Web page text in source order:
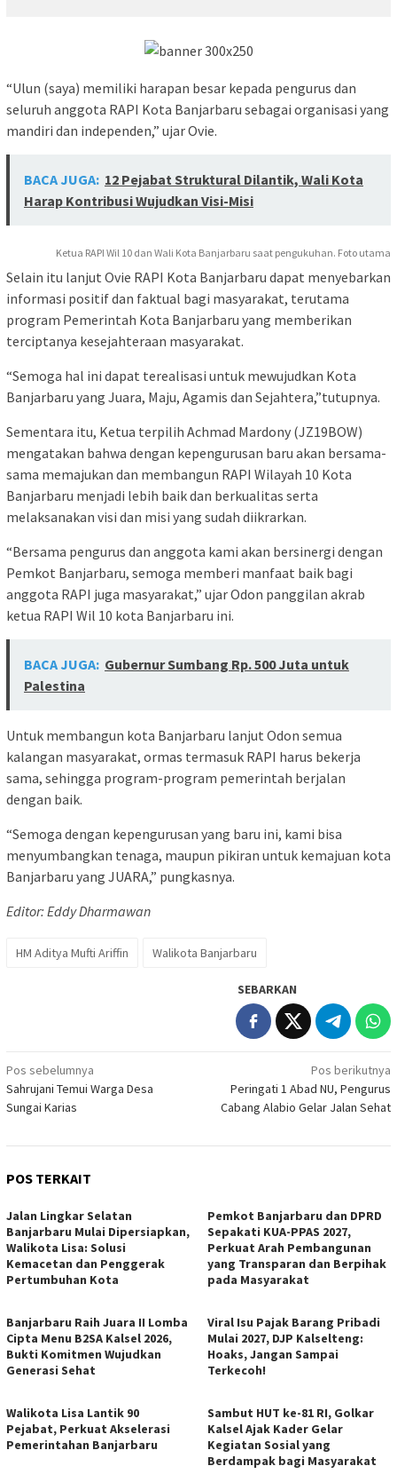
“Ulun (saya) memiliki harapan besar kepada pengurus dan
seluruh anggota RAPI Kota Banjarbaru sebagai organisasi yang
mandiri dan independen,” ujar Ovie.
BACA JUGA: 12 Pejabat Struktural Dilantik, Wali Kota
Harap Kontribusi Wujudkan Visi-Misi
Ketua RAPI Wil 10 dan Wali Kota Banjarbaru saat pengukuhan. Foto utama
Selain itu lanjut Ovie RAPI Kota Banjarbaru dapat menyebarkan
informasi positif dan faktual bagi masyarakat, terutama
program Pemerintah Kota Banjarbaru yang memberikan
terciptanya kesejahteraan masyarakat.
“Semoga hal ini dapat terealisasi untuk mewujudkan Kota
Banjarbaru yang Juara, Maju, Agamis dan Sejahtera,”tutupnya.
Sementara itu, Ketua terpilih Achmad Mardony (JZ19BOW)
mengatakan bahwa dengan kepengurusan baru akan bersama-
sama memajukan dan membangun RAPI Wilayah 10 Kota
Banjarbaru menjadi lebih baik dan berkualitas serta
melaksanakan visi dan misi yang sudah diikrarkan.
“Bersama pengurus dan anggota kami akan bersinergi dengan
Pemkot Banjarbaru, semoga memberi manfaat baik bagi
anggota RAPI juga masyarakat,” ujar Odon panggilan akrab
ketua RAPI Wil 10 kota Banjarbaru ini.
BACA JUGA: Gubernur Sumbang Rp. 500 Juta untuk
Palestina
Untuk membangun kota Banjarbaru lanjut Odon semua
kalangan masyarakat, ormas termasuk RAPI harus bekerja
sama, sehingga program-program pemerintah berjalan
dengan baik.
“Semoga dengan kepengurusan yang baru ini, kami bisa
menyumbangkan tenaga, maupun pikiran untuk kemajuan kota
Banjarbaru yang JUARA,” pungkasnya.
Editor: Eddy Dharmawan
HM Aditya Mufti Ariffin Walikota Banjarbaru
SEBARKAN
Navigasi
pos
Pos sebelumnya
Sahrujani Temui Warga Desa
Sungai Karias
Pos berikutnya
Peringati 1 Abad NU, Pengurus
Cabang Alabio Gelar Jalan Sehat
POS TERKAIT
Jalan Lingkar Selatan
Banjarbaru Mulai Dipersiapkan,
Walikota Lisa: Solusi
Kemacetan dan Penggerak
Pertumbuhan Kota
Pemkot Banjarbaru dan DPRD
Sepakati KUA-PPAS 2027,
Perkuat Arah Pembangunan
yang Transparan dan Berpihak
pada Masyarakat
Banjarbaru Raih Juara II Lomba
Cipta Menu B2SA Kalsel 2026,
Bukti Komitmen Wujudkan
Generasi Sehat
Viral Isu Pajak Barang Pribadi
Mulai 2027, DJP Kalselteng:
Hoaks, Jangan Sampai
Terkecoh!
Walikota Lisa Lantik 90
Pejabat, Perkuat Akselerasi
Pemerintahan Banjarbaru
Sambut HUT ke-81 RI, Golkar
Kalsel Ajak Kader Gelar
Kegiatan Sosial yang
Berdampak bagi Masyarakat